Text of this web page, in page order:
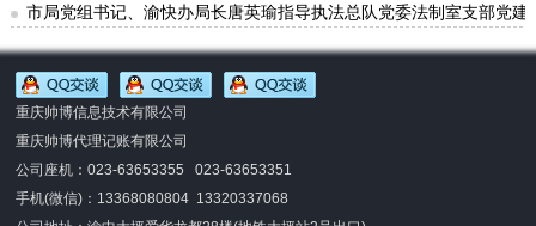
市局党组书记、渝快办局长唐英瑜指导执法总队党委法制室支部党建
重庆帅博信息技术有限公司
重庆帅博代理记账有限公司
公司座机：023-63653355 023-63653351
手机(微信)： 13368080804 13320337068